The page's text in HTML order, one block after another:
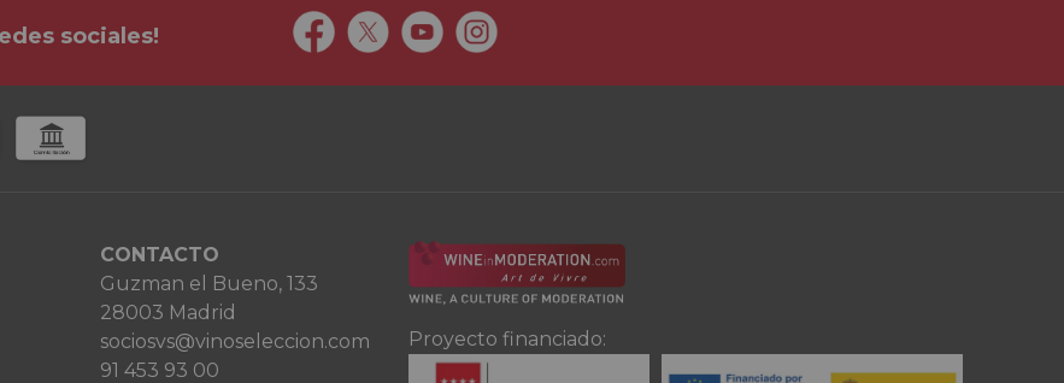
sociales!
CONTACTO
Guzman el Bueno, 133
28003 Madrid
sociosvs@vinoseleccion.com
91 453 93 00
Proyecto financiado: